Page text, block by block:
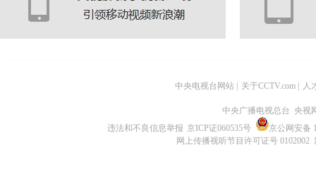
中央电视台网站 关于CCTV.com 人
中央广播电视总台 央视
违法和不良信息举报 京ICP证060535号
京公网安备
网上传播视听节目许可证号 0102002